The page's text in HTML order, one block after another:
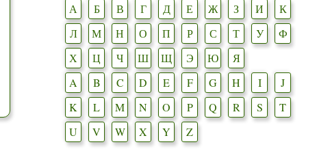
А Б В Г Д Е Ж З И
К
Л
М Н О П Р С Т У
Ф
Х
Ц Ч Ш Щ Э Ю
Я
A
B C D E F G H I
J
K
L M N O P Q R S
T
U
V W X Y Z